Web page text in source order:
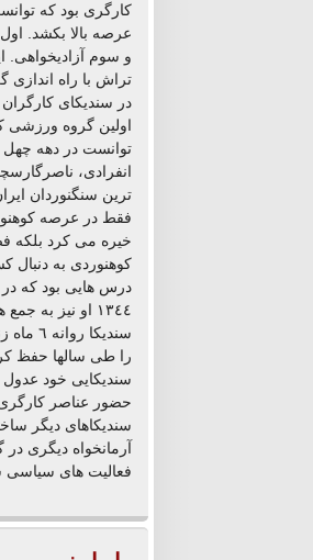
کارگری بود که
عرصه بالا بکشد.
و سوم آزادیخواهی.
تراش با راه اندازی
در سندیکای
اولین گروه ورزشی
توانست در دهه چهل
انفرادی،
ترین سنگنوردان
فقط در عرصه
خیره می کرد بلکه
کوهنوردی به دنبال
درس هایی بود که
١٣٤٤ او نیز
را طی سالها حفظ
سندیکایی خود عدول
سندیکاهای دیگر
فعالیت های سیاسی